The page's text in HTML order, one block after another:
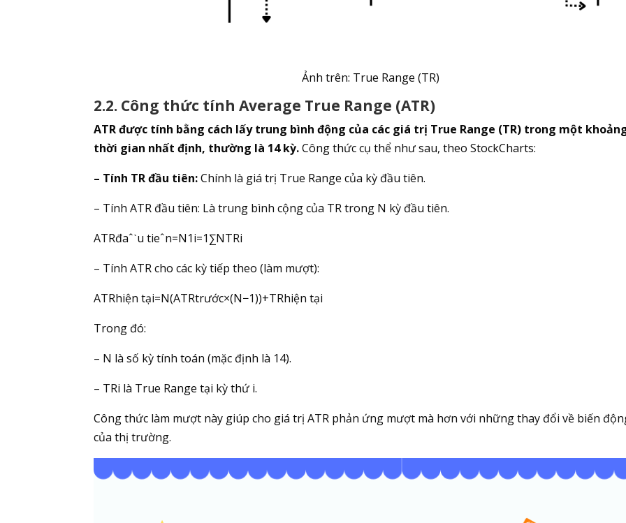
Ảnh trên: True Range (TR)
2.2. Công thức tính Average True Range (ATR)
ATR được tính bằng cách lấy trung bình động của các giá trị True Range (TR) trong một
thời gian nhất định, thường là 14 kỳ.Công thức cụ thể như sau, theo StockCharts:
– Tính TR đầu tiên:Chính là giá trị True Range của kỳ đầu tiên.
– Tính ATR đầu tiên: Là trung bình cộng của TR trong N kỳ đầu tiên.
ATRđaˆˋu tieˆn​=N1​i=1∑N​TRi​
– Tính ATR cho các kỳ tiếp theo (làm mượt):
ATRhiện tại​=N(ATRtrước​×(N−1))+TRhiện tại​​
Trong đó:
– N là số kỳ tính toán (mặc định là 14).
– TRi​ là True Range tại kỳ thứ i.
Công thức làm mượt này giúp cho giá trị ATR phản ứng mượt mà hơn với những thay đổi về biến
của thị trường.